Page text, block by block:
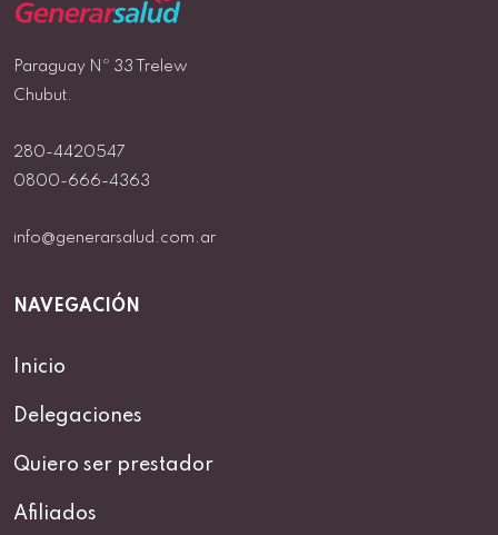
Paraguay Nº 33 Trelew
Chubut.
280-4420547
0800-666-4363
info@generarsalud.com.ar
NAVEGACIÓN
Inicio
Delegaciones
Quiero ser prestador
Afiliados